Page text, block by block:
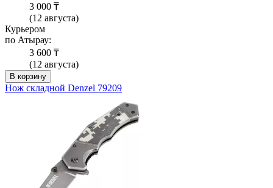
3 000 ₸
(12 августа)
Курьером
по Атырау:
3 600 ₸
(12 августа)
В корзину
Нож складной Denzel 79209